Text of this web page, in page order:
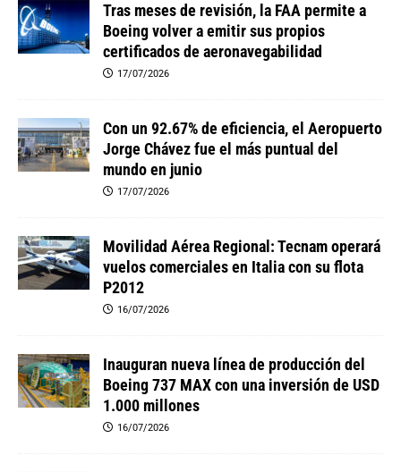
Tras meses de revisión, la FAA permite a
Boeing volver a emitir sus propios
certificados de aeronavegabilidad
17/07/2026
Con un 92.67% de eficiencia, el Aeropuerto
Jorge Chávez fue el más puntual del
mundo en junio
17/07/2026
Movilidad Aérea Regional: Tecnam operará
vuelos comerciales en Italia con su flota
P2012
16/07/2026
Inauguran nueva línea de producción del
Boeing 737 MAX con una inversión de USD
1.000 millones
16/07/2026